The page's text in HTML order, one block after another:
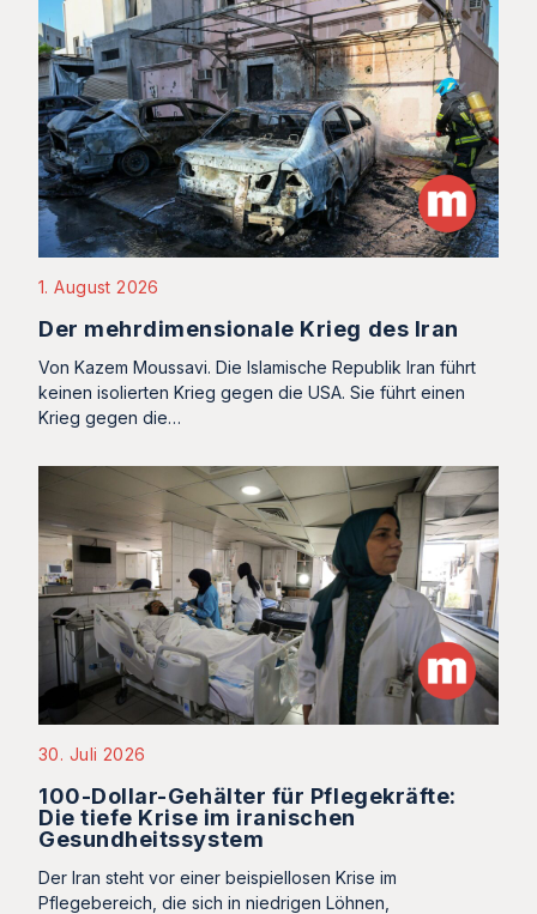
1. August 2026
Der mehrdimensionale Krieg des Iran
Von Kazem Moussavi. Die Islamische Republik Iran führt
keinen isolierten Krieg gegen die USA. Sie führt einen
Krieg gegen die…
30. Juli 2026
100-Dollar-Gehälter für Pflegekräfte:
Die tiefe Krise im iranischen
Gesundheitssystem
Der Iran steht vor einer beispiellosen Krise im
Pflegebereich, die sich in niedrigen Löhnen,